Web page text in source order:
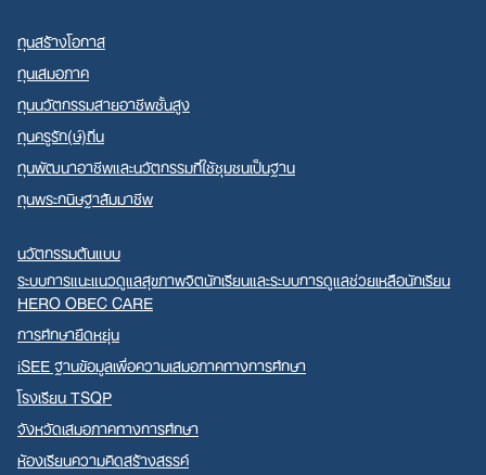
ทุนสร้างโอกาส
ทุนเสมอภาค
ทุนนวัตกรรมสายอาชีพชั้นสูง
ทุนครูรัก(ษ์)ถิ่น
ทุนพัฒนาอาชีพและนวัตกรรมที่ใช้ชุมชนเป็นฐาน
ทุนพระกนิษฐาสัมมาชีพ
นวัตกรรมต้นแบบ
ระบบการแนะแนวดูแลสุขภาพจิตนักเรียนและระบบการดูแลช่วยเหลือนักเรียน
HERO OBEC CARE
การศึกษายืดหยุ่น
iSEE ฐานข้อมูลเพื่อความเสมอภาคทางการศึกษา
โรงเรียน TSQP
จังหวัดเสมอภาคทางการศึกษา
ห้องเรียนความคิดสร้างสรรค์